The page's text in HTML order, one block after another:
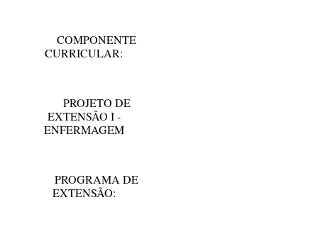
COMPONENTE
CURRICULAR:
PROJETO DE
EXTENSÃO I -
ENFERMAGEM
PROGRAMA DE
EXTENSÃO: